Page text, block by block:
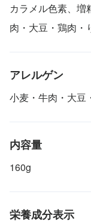
カラメル色素、
肉・大豆・鶏肉・
アレルゲン
小麦・牛肉・大豆
内容量
160g
栄養成分表示